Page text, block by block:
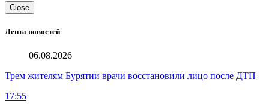
Close
Лента новостей
06.08.2026
Трем жителям Бурятии врачи восстановили лицо после ДТП
17:55